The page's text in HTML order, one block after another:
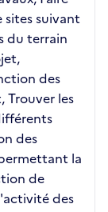
sites suivant
du terrain
des
Trouver les
des
la
de
des